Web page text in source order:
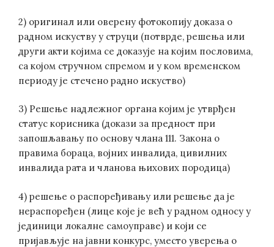
2) оригинал или оверену фотокопију доказа о
радном искуству у струци (потврде, решења или
други акти којима се доказује на којим пословима,
са којом стручном спремом и у ком временском
периоду је стечено радно искуство)
3) Решење надлежног органа којим је утврђен
статус корисника (докази за предност при
запошљавању по основу члана 111. Закона о
правима бораца, војних инвалида, цивилних
инвалида рата и чланова њихових породица)
4) решење о распоређивању или решење да је
нераспоређен (лице које је већ у радном односу у
јединици локалне самоуправе) и који се
пријављује на јавни конкурс, уместо уверења о